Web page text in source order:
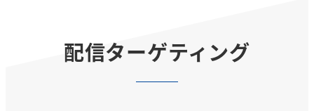
配信ターゲティング